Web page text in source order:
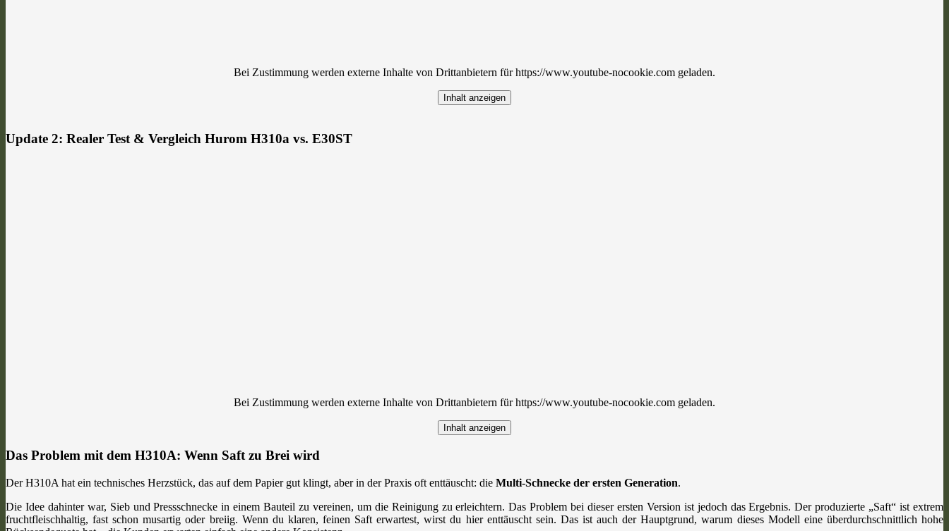
Bei Zustimmung werden externe Inhalte von Drittanbietern für https://www.youtube-nocookie.com geladen.
Inhalt anzeigen
Update 2: Realer Test & Vergleich Hurom H310a vs. E30ST
Bei Zustimmung werden externe Inhalte von Drittanbietern für https://www.youtube-nocookie.com geladen.
Inhalt anzeigen
Das Problem mit dem H310A: Wenn Saft zu Brei wird
Der H310A hat ein technisches Herzstück, das auf dem Papier gut klingt, aber in der Praxis oft enttäuscht: die Multi-Schnecke der ersten Generation.
Die Idee dahinter war, Sieb und Pressschnecke in einem Bauteil zu vereinen, um die Reinigung zu erleichtern. Das Problem bei dieser ersten Version ist jedoch das Ergebnis. Der produzierte „Saft“ ist extrem
fruchtfleischhaltig, fast schon musartig oder breiig. Wenn du klaren, feinen Saft erwartest, wirst du hier enttäuscht sein. Das ist auch der Hauptgrund, warum dieses Modell eine überdurchschnittlich hohe